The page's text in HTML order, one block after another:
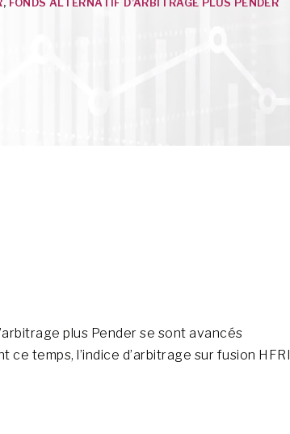
plus Pender se sont avancés
ce temps, l’indice d’arbitrage sur fusion HFRI